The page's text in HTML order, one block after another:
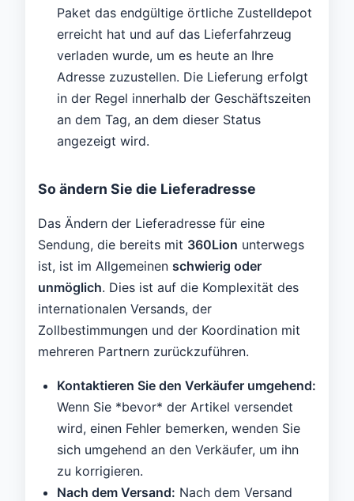
Paket das endgültige örtliche Zustelldepot
erreicht hat und auf das Lieferfahrzeug
verladen wurde, um es heute an Ihre
Adresse zuzustellen. Die Lieferung erfolgt
in der Regel innerhalb der Geschäftszeiten
an dem Tag, an dem dieser Status
angezeigt wird.
So ändern Sie die Lieferadresse
Das Ändern der Lieferadresse für eine
Sendung, die bereits mit 360Lion unterwegs
ist, ist im Allgemeinen schwierig oder
unmöglich. Dies ist auf die Komplexität des
internationalen Versands, der
Zollbestimmungen und der Koordination mit
mehreren Partnern zurückzuführen.
Kontaktieren Sie den Verkäufer umgehend:
Wenn Sie *bevor* der Artikel versendet
wird, einen Fehler bemerken, wenden Sie
sich umgehend an den Verkäufer, um ihn
zu korrigieren.
Nach dem Versand: Nach dem Versand